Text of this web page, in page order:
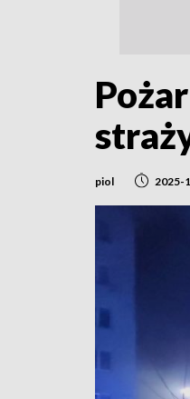
piol 2025-